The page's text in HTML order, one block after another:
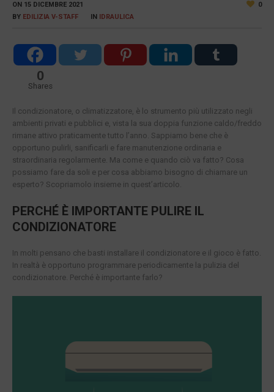
0
ON 15 DICEMBRE 2021
BY EDILIZIA V-STAFF IN IDRAULICA
0
Shares
Il condizionatore, o climatizzatore, è lo strumento più utilizzato negli
ambienti privati e pubblici e, vista la sua doppia funzione caldo/freddo
rimane attivo praticamente tutto l’anno. Sappiamo bene che è
opportuno pulirli, sanificarli e fare manutenzione ordinaria e
straordinaria regolarmente. Ma come e quando ciò va fatto? Cosa
possiamo fare da soli e per cosa abbiamo bisogno di chiamare un
esperto? Scopriamolo insieme in quest’articolo.
PERCHÉ È IMPORTANTE PULIRE IL
CONDIZIONATORE
In molti pensano che basti installare il condizionatore e il gioco è fatto.
In realtà è opportuno programmare periodicamente la pulizia del
condizionatore. Perché è importante farlo?